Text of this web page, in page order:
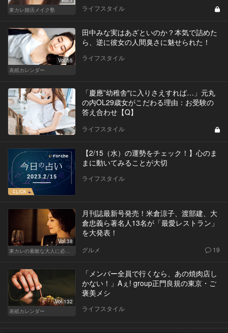
東カレ婚活メイク塾
ライフスタイル
Vol.55
表紙カレンダー
田中みな実はあざといのか？本気で詰めた
ら、逆に彼女の人間臭さに魅せられた！
ライフスタイル
「慶應”幼稚舎″に入りさえすれば…」元丸
の内OL29歳女がこだわる理由：お受験の
答え合わせ【Q】
ライフスタイル
【2/15（水）の運勢をチェック！】心のま
まに動いてみることが大切
ライフスタイル
Vol.38
東カレの素敵な大人に必要なこと
月刊誌最新号発売！米倉涼子、渡部建、大
倉忠義ら著名人13名が「最愛レストラン」
を大発表！
グルメ 19
Vol.132
表紙カレンダー
「メンバー全員で行くなら、あの焼肉店し
かない！」Aぇ! group正門良規の東京・ご
褒美メシ
ライフスタイル